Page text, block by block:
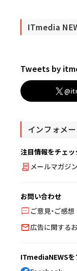
ITmedia
Tweets by
インフォメ
注目情報をチェッ
メールマガジン
お問い合わせ
ご意見・ご感想
広告に関する
ITmediaNEWSを